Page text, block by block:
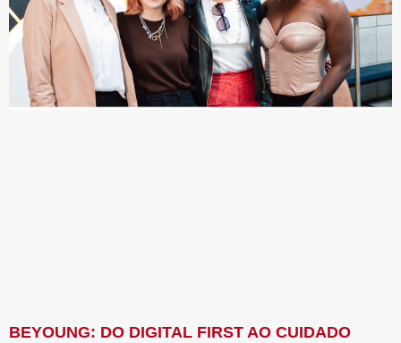
BEYOUNG: DO DIGITAL FIRST AO CUIDADO